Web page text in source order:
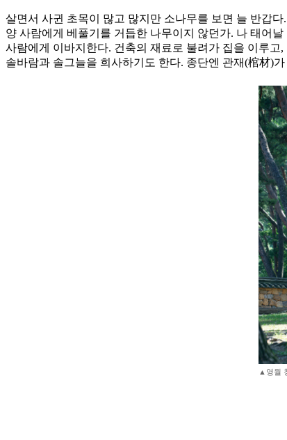
살면서 사귄 초목이 많고 많지만 소나무를 보면 늘 반갑
양 사람에게 베풀기를 거듭한 나무이지 않던가. 나 태어
사람에게 이바지한다. 건축의 재료로 불려가 집을 이루
솔바람과 솔그늘을 희사하기도 한다. 종단엔 관재(棺材)
▲영월